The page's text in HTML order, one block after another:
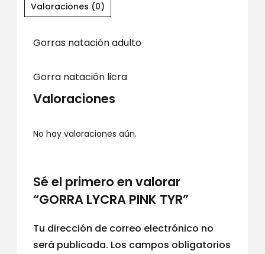
Valoraciones (0)
Gorras natación adulto
Gorra natación licra
Valoraciones
No hay valoraciones aún.
Sé el primero en valorar
“GORRA LYCRA PINK TYR”
Tu dirección de correo electrónico no
será publicada. Los campos obligatorios